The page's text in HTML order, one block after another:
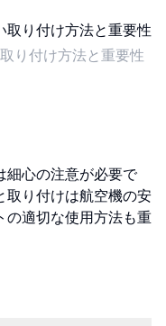
り付け方法と重要性
細心の注意が必要で
取り付けは航空機の安
の適切な使用方法も重